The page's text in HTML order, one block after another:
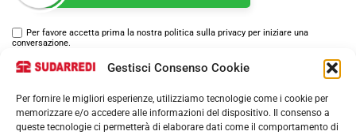
Gestisci Consenso Cookie
Per fornire le migliori esperienze, utilizziamo tecnologie come i cookie per
memorizzare e/o accedere alle informazioni del dispositivo. Il consenso a
queste tecnologie ci permetterà di elaborare dati come il comportamento di
Per favore accetta prima la nostra politica sulla privacy per iniziare una
conversazione.